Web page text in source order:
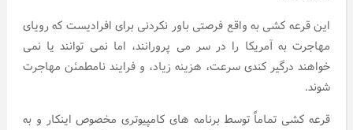
این قرعه کشی به واقع فرصتی باور نکردنی برای افرادیست که رویای
مهاجرت به آمریکا را در سر می پرورانند، اما نمی توانند یا نمی
خواهند درگیر کندی سرعت، هزینه زیاد، و فرایند نامطمئن مهاجرت
شوند.
قرعه کشی تماماً توسط برنامه های کامپیوتری مخصوص اینکار و به